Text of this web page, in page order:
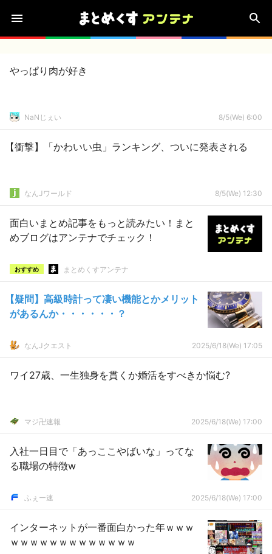
やっぱり肉が好き
NaNじぇい 8/5(We) 6:00
【衝撃】「かわいい虫」ランキング、ついに発表される
なんJワールド 8/5(We) 12:30
面白いまとめ記事をもっと読みたい！まと
めブログはアンテナでチェック！
おすすめ まとめくすアンテナ
【疑問】高級時計って凄い機能とかメリット
があるんか・・・・・・？
なんJクエスト 2025/6/18(We) 17:05
ワイ27歳、一生独身を貫くか婚活をすべきか悩む?
マジ卍速報 2025/6/18(We) 17:00
入社一日目で「あっここやばいな」ってな
る職場の特徴w
ふぇー速 2025/6/18(We) 17:00
インターネットが一番面白かった年ｗｗｗ
ｗｗｗｗｗｗｗｗｗｗｗｗｗ